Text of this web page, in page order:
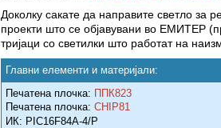
Доколку сакате да направите светло за
проекти што се објавувани во ЕМИТЕР
тријаци со светилки што работат на
Главни елементи и материјали:
Печатена плочка: ППК823
Печатена плочка: CHIP81
ИК: PIC16F84A-4/P